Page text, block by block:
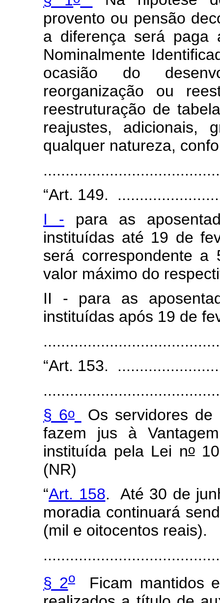
provento ou pensão
a diferença será paga
Nominalmente
ocasião do
reorganização ou
reestruturação de
reajustes, adicionais,
qualquer natureza,
“Art. 149.
I - para as
instituídas até 19 de
será correspondente a
valor máximo do
II - para as
instituídas após 19 de
“Art. 153.
§ 6o
Os servidores
fazem jus à
instituída pela Lei no
(NR)
“Art. 158. Até 30 de
moradia continuará
(mil e oitocentos reais).
§ 2oFicam mantidos e